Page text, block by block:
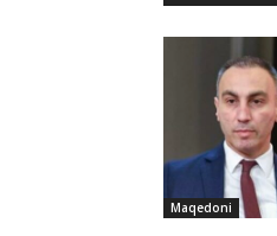
Maqedoni